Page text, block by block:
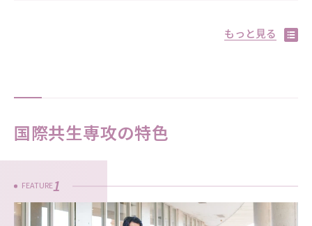
もっと見る
国際共生専攻の特色
FEATURE1